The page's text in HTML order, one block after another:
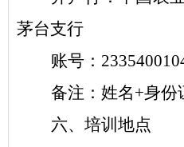
茅台支行
账号：
备注：姓名+身份
六、培训地点